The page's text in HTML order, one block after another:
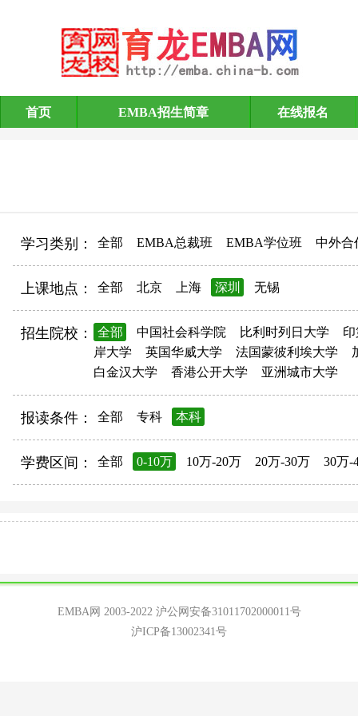
EMBA招生简章
首页 EMBA招生简章 在线报名
学习类别： 全部 EMBA总裁班 EMBA学位班 中外合
上课地点： 全部 北京 上海 深圳 无锡
招生院校： 全部 中国社会科学院 比利时列日大学
岸大学
英国华威大学 法国蒙彼利埃大学
白金汉大学
香港公开大学 亚洲城市大学
报读条件： 全部 专科 本科
学费区间： 全部 0-10万 10万-20万 20万-30万 30万-
EMBA网 2003-2022 沪公网安备31011702000011号
沪ICP备13002341号